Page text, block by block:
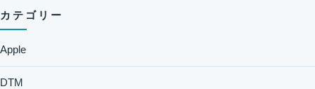
カテゴリー
Apple
DTM